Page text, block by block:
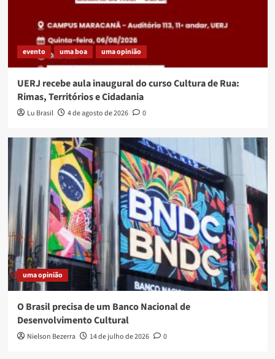
evento uma boa uma opinião
UERJ recebe aula inaugural do curso Cultura de Rua:
Rimas, Territórios e Cidadania
Lu Brasil 4 de agosto de 2026 0
uma opinião
O Brasil precisa de um Banco Nacional de
Desenvolvimento Cultural
Nielson Bezerra 14 de julho de 2026 0